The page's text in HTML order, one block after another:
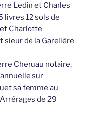
Ledin et Charles
livres 12 sols de
Charlotte
sieur de la Garelière
Cheruau notaire,
sur
sa femme au
de 29